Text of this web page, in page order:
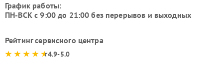
График работы:
ПН-ВСК с 9:00 до 21:00 без перерывов и выходных
Рейтинг сервисного центра
4.9-5.0